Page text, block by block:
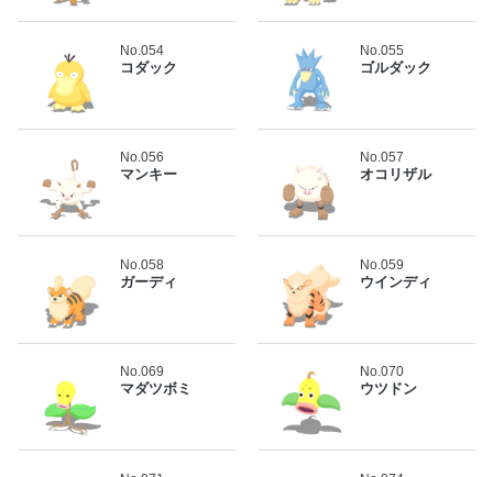
No.054
コダック
No.055
ゴルダック
No.056
マンキー
No.057
オコリザル
No.058
ガーディ
No.059
ウインディ
No.069
マダツボミ
No.070
ウツドン